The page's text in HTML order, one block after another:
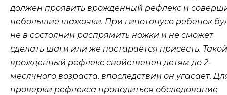
должен проявить врожденный рефлекс и
небольшие шажочки. При гипотонусе ребенок
не в состоянии распрямить ножки и не сможет
сделать шаги или же постарается присесть. Такой
врожденный рефлекс свойственен детям до 2-
месячного возраста, впоследствии он угасает.
проверки рефлекса проводиться обследование